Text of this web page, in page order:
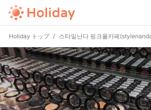
Holiday トップ 스타일난다 핑크풀카페